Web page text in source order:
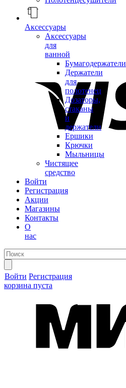
Аксессуары
Аксессуары
для
ванной
Бумагодержатели
Держатели
для
полотенец
Дозаторы,
стаканы
и
держатели
Ершики
Крючки
Мыльницы
Чистящее
средство
Войти
Регистрация
Акции
Магазины
Контакты
О
нас
Войти Регистрация
корзина пуста